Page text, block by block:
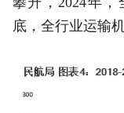
底，全行业运输